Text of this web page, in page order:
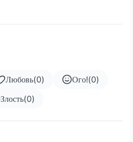
Любовь(0) Ого!(0)
Злость(0)